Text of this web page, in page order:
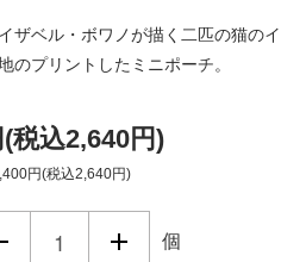
ザベル・ボワノが描く二匹の猫のイ
のプリントしたミニポーチ。
税込2,640円)
円(税込2,640円)
個